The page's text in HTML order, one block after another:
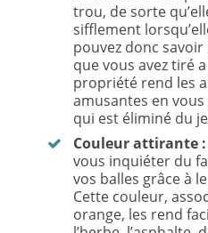
trou, de sorte
sifflement
pouvez donc
que vous avez tiré
propriété rend les
amusantes en
qui est éliminé du
Couleur attirante :
vous inquiéter du
vos balles grâce à
Cette couleur,
orange, les rend